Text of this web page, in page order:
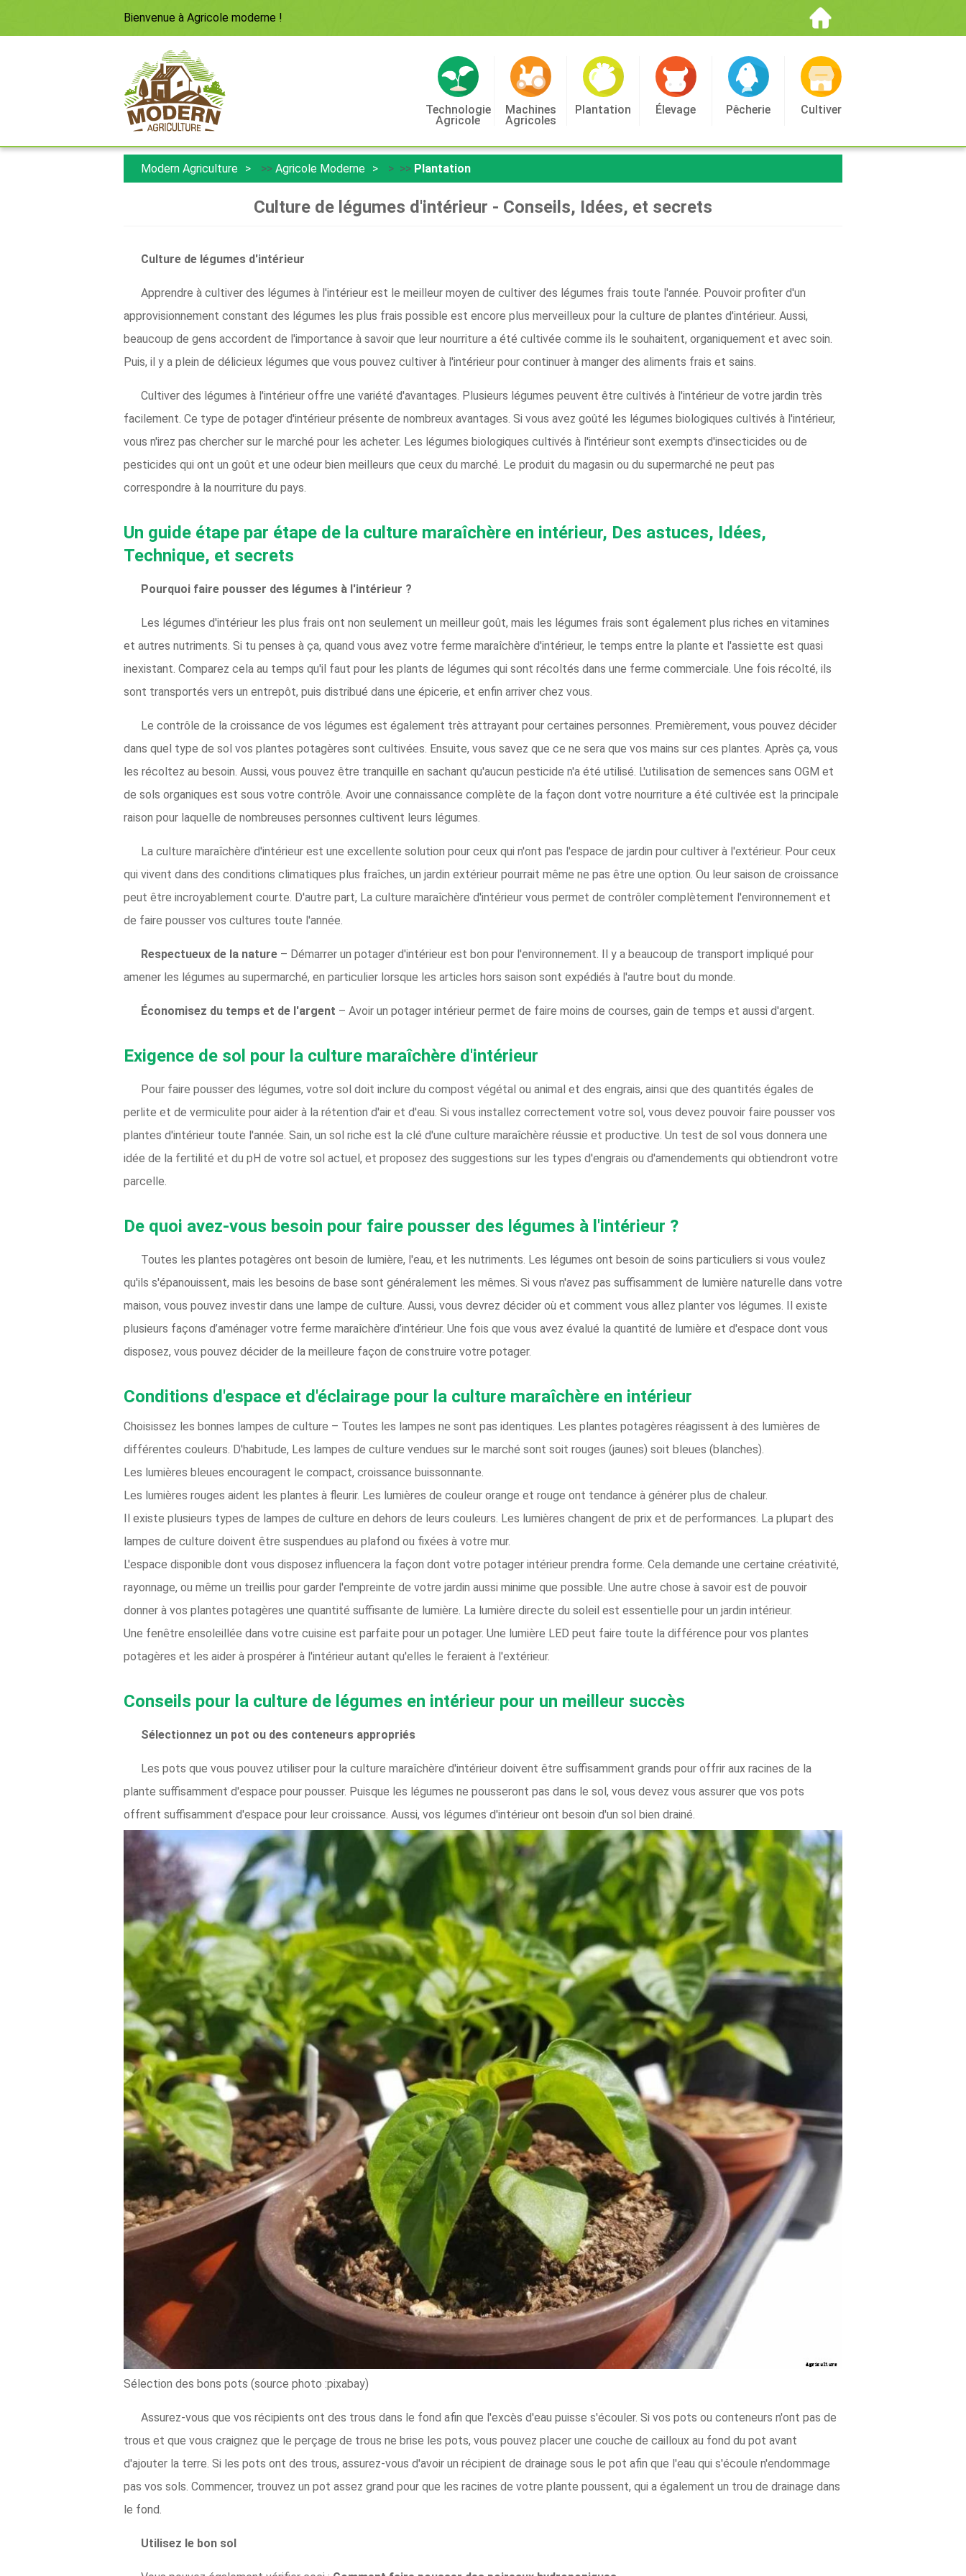
Bienvenue à Agricole moderne !
Technologie
Agricole
Machines
Agricoles
Plantation Élevage Pêcherie Cultiver
Modern Agriculture >> Agricole Moderne > >> Plantation
Culture de légumes d'intérieur - Conseils, Idées, et secrets
Culture de légumes d'intérieur
Apprendre à cultiver des légumes à l'intérieur est le meilleur moyen de cultiver des légumes frais toute l'année. Pouvoir profiter d'un
approvisionnement constant des légumes les plus frais possible est encore plus merveilleux pour la culture de plantes d'intérieur. Aussi,
beaucoup de gens accordent de l'importance à savoir que leur nourriture a été cultivée comme ils le souhaitent, organiquement et avec soin.
Puis, il y a plein de délicieux légumes que vous pouvez cultiver à l'intérieur pour continuer à manger des aliments frais et sains.
Cultiver des légumes à l'intérieur offre une variété d'avantages. Plusieurs légumes peuvent être cultivés à l'intérieur de votre jardin très
facilement. Ce type de potager d'intérieur présente de nombreux avantages. Si vous avez goûté les légumes biologiques cultivés à l'intérieur,
vous n'irez pas chercher sur le marché pour les acheter. Les légumes biologiques cultivés à l'intérieur sont exempts d'insecticides ou de
pesticides qui ont un goût et une odeur bien meilleurs que ceux du marché. Le produit du magasin ou du supermarché ne peut pas
correspondre à la nourriture du pays.
Un guide étape par étape de la culture maraîchère en intérieur, Des astuces, Idées,
Technique, et secrets
Pourquoi faire pousser des légumes à l'intérieur ?
Les légumes d'intérieur les plus frais ont non seulement un meilleur goût, mais les légumes frais sont également plus riches en vitamines
et autres nutriments. Si tu penses à ça, quand vous avez votre ferme maraîchère d'intérieur, le temps entre la plante et l'assiette est quasi
inexistant. Comparez cela au temps qu'il faut pour les plants de légumes qui sont récoltés dans une ferme commerciale. Une fois récolté, ils
sont transportés vers un entrepôt, puis distribué dans une épicerie, et enfin arriver chez vous.
Le contrôle de la croissance de vos légumes est également très attrayant pour certaines personnes. Premièrement, vous pouvez décider
dans quel type de sol vos plantes potagères sont cultivées. Ensuite, vous savez que ce ne sera que vos mains sur ces plantes. Après ça, vous
les récoltez au besoin. Aussi, vous pouvez être tranquille en sachant qu'aucun pesticide n'a été utilisé. L'utilisation de semences sans OGM et
de sols organiques est sous votre contrôle. Avoir une connaissance complète de la façon dont votre nourriture a été cultivée est la principale
raison pour laquelle de nombreuses personnes cultivent leurs légumes.
La culture maraîchère d'intérieur est une excellente solution pour ceux qui n'ont pas l'espace de jardin pour cultiver à l'extérieur. Pour ceux
qui vivent dans des conditions climatiques plus fraîches, un jardin extérieur pourrait même ne pas être une option. Ou leur saison de croissance
peut être incroyablement courte. D'autre part, La culture maraîchère d'intérieur vous permet de contrôler complètement l'environnement et
de faire pousser vos cultures toute l'année.
Respectueux de la nature – Démarrer un potager d'intérieur est bon pour l'environnement. Il y a beaucoup de transport impliqué pour
amener les légumes au supermarché, en particulier lorsque les articles hors saison sont expédiés à l'autre bout du monde.
Économisez du temps et de l'argent – Avoir un potager intérieur permet de faire moins de courses, gain de temps et aussi d'argent.
Exigence de sol pour la culture maraîchère d'intérieur
Pour faire pousser des légumes, votre sol doit inclure du compost végétal ou animal et des engrais, ainsi que des quantités égales de
perlite et de vermiculite pour aider à la rétention d'air et d'eau. Si vous installez correctement votre sol, vous devez pouvoir faire pousser vos
plantes d'intérieur toute l'année. Sain, un sol riche est la clé d'une culture maraîchère réussie et productive. Un test de sol vous donnera une
idée de la fertilité et du pH de votre sol actuel, et proposez des suggestions sur les types d'engrais ou d'amendements qui obtiendront votre
parcelle.
De quoi avez-vous besoin pour faire pousser des légumes à l'intérieur ?
Toutes les plantes potagères ont besoin de lumière, l'eau, et les nutriments. Les légumes ont besoin de soins particuliers si vous voulez
qu'ils s'épanouissent, mais les besoins de base sont généralement les mêmes. Si vous n'avez pas suffisamment de lumière naturelle dans votre
maison, vous pouvez investir dans une lampe de culture. Aussi, vous devrez décider où et comment vous allez planter vos légumes. Il existe
plusieurs façons d’aménager votre ferme maraîchère d’intérieur. Une fois que vous avez évalué la quantité de lumière et d'espace dont vous
disposez, vous pouvez décider de la meilleure façon de construire votre potager.
Conditions d'espace et d'éclairage pour la culture maraîchère en intérieur
Choisissez les bonnes lampes de culture – Toutes les lampes ne sont pas identiques. Les plantes potagères réagissent à des lumières de
différentes couleurs. D'habitude, Les lampes de culture vendues sur le marché sont soit rouges (jaunes) soit bleues (blanches).
Les lumières bleues encouragent le compact, croissance buissonnante.
Les lumières rouges aident les plantes à fleurir. Les lumières de couleur orange et rouge ont tendance à générer plus de chaleur.
Il existe plusieurs types de lampes de culture en dehors de leurs couleurs. Les lumières changent de prix et de performances. La plupart des
lampes de culture doivent être suspendues au plafond ou fixées à votre mur.
L'espace disponible dont vous disposez influencera la façon dont votre potager intérieur prendra forme. Cela demande une certaine créativité,
rayonnage, ou même un treillis pour garder l'empreinte de votre jardin aussi minime que possible. Une autre chose à savoir est de pouvoir
donner à vos plantes potagères une quantité suffisante de lumière. La lumière directe du soleil est essentielle pour un jardin intérieur.
Une fenêtre ensoleillée dans votre cuisine est parfaite pour un potager. Une lumière LED peut faire toute la différence pour vos plantes
potagères et les aider à prospérer à l'intérieur autant qu'elles le feraient à l'extérieur.
Conseils pour la culture de légumes en intérieur pour un meilleur succès
Sélectionnez un pot ou des conteneurs appropriés
Les pots que vous pouvez utiliser pour la culture maraîchère d'intérieur doivent être suffisamment grands pour offrir aux racines de la
plante suffisamment d'espace pour pousser. Puisque les légumes ne pousseront pas dans le sol, vous devez vous assurer que vos pots
offrent suffisamment d'espace pour leur croissance. Aussi, vos légumes d'intérieur ont besoin d'un sol bien drainé.
Sélection des bons pots (source photo :pixabay)
Assurez-vous que vos récipients ont des trous dans le fond afin que l'excès d'eau puisse s'écouler. Si vos pots ou conteneurs n'ont pas de
trous et que vous craignez que le perçage de trous ne brise les pots, vous pouvez placer une couche de cailloux au fond du pot avant
d'ajouter la terre. Si les pots ont des trous, assurez-vous d'avoir un récipient de drainage sous le pot afin que l'eau qui s'écoule n'endommage
pas vos sols. Commencer, trouvez un pot assez grand pour que les racines de votre plante poussent, qui a également un trou de drainage dans
le fond.
Utilisez le bon sol